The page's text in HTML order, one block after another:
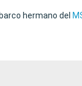
hermano del